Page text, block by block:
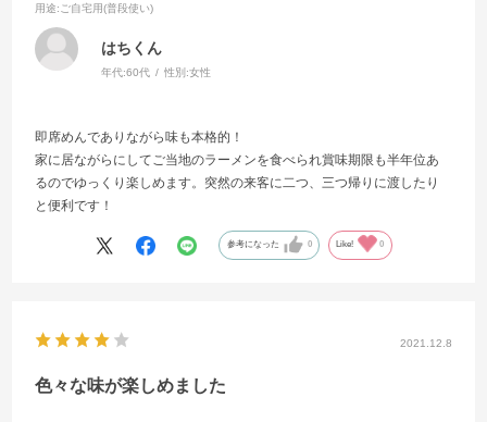
用途:ご自宅用(普段使い)
はちくん
年代:60代 性別:女性
即席めんでありながら味も本格的！
家に居ながらにしてご当地のラーメンを食べられ賞味期限も半年位あ
るのでゆっくり楽しめます。突然の来客に二つ、三つ帰りに渡したり
と便利です！
参考になった 0 Like! 0
2021.12.8
色々な味が楽しめました